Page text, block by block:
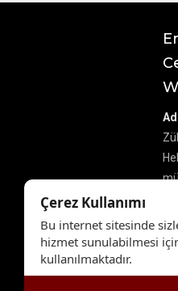
E-
Çerez Kullanımı
Bu internet sitesinde
hizmet sunulabilmesi
kullanılmaktadır.